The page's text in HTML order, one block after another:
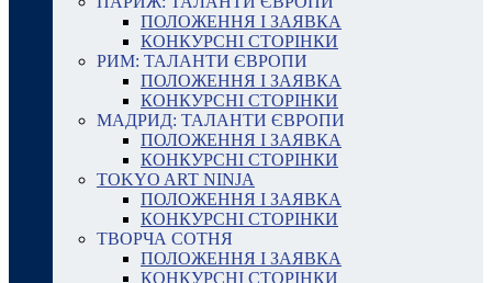
ПОЛОЖЕННЯ І ЗАЯВКА
КОНКУРСНІ СТОРІНКИ
РИМ: ТАЛАНТИ ЄВРОПИ
ПОЛОЖЕННЯ І ЗАЯВКА
КОНКУРСНІ СТОРІНКИ
МАДРИД: ТАЛАНТИ ЄВРОПИ
ПОЛОЖЕННЯ І ЗАЯВКА
КОНКУРСНІ СТОРІНКИ
TOKYO ART NINJA
ПОЛОЖЕННЯ І ЗАЯВКА
КОНКУРСНІ СТОРІНКИ
ТВОРЧА СОТНЯ
ПОЛОЖЕННЯ І ЗАЯВКА
КОНКУРСНІ СТОРІНКИ